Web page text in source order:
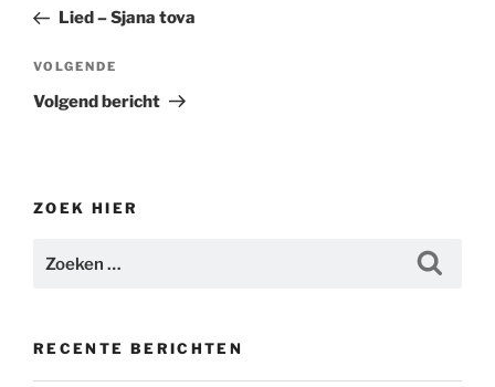
berichtLied – Sjana tova
Volgend
bericht
VOLGENDE
Volgend bericht
ZOEK HIER
RECENTE BERICHTEN